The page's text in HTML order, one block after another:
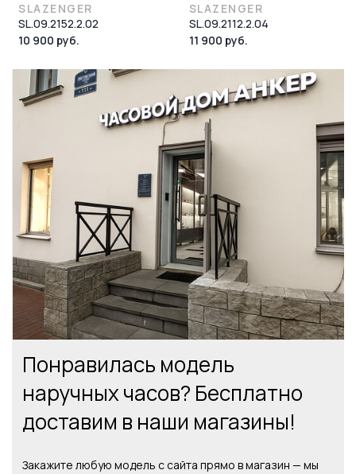
SLAZENGER
SL.09.2152.2.02
10 900 руб.
SLAZENGER
SL.09.2112.2.04
11 900 руб.
Понравилась модель
наручных часов? Бесплатно
доставим в наши магазины!
Закажите любую модель с сайта прямо в магазин — мы